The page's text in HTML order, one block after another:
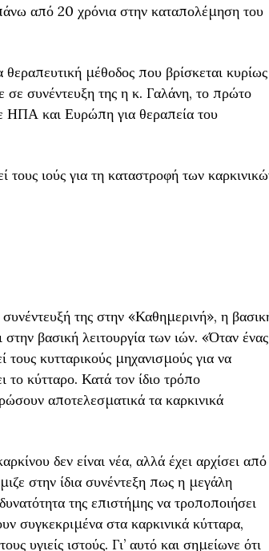
από 20 χρόνια στην καταπολέμηση του
θεραπευτική μέθοδος που βρίσκεται κυρίως
σε συνέντευξη της η κ. Γαλάνη, το πρώτο
ΗΠΑ και Ευρώπη για θεραπεία του
τους ιούς για τη καταστροφή των
της στην «Καθημερινή», η
βασική λειτουργία των ιών. «Όταν ένας
τους κυτταρικούς μηχανισμούς για να
το κύτταρο. Κατά τον ίδιο τρόπο
αποτελεσματικά τα καρκινικά
δεν είναι νέα, αλλά έχει αρχίσει από
στην ίδια συνέντεξη πως η μεγάλη
της επιστήμης να τροποποιήσει
συγκεκριμένα στα καρκινικά κύτταρα,
υγιείς ιστούς. Γι’ αυτό και σημείωνε ότι